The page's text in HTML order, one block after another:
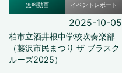
無料動画 イベントレポート
2025-10-05
柏市立酒井根中学校吹奏楽部
（藤沢市民まつり ザ ブラスク
ルーズ2025）